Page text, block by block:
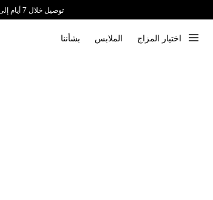
توصيل خلال 7 أيام إلى جميع دول الخليج
اختيار المزاج الملابس بشأننا